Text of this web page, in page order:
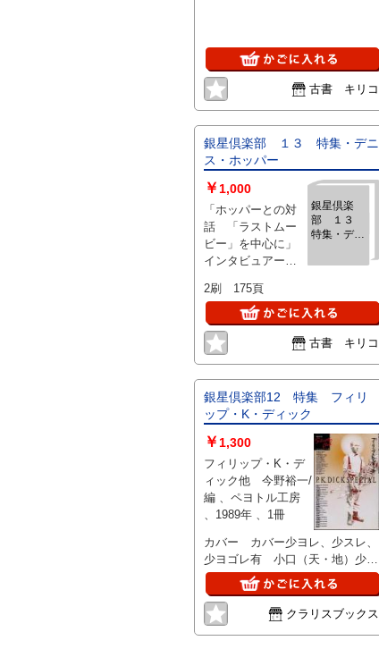
古書 キリコ
銀星倶楽部 １３ 特集・デニ
ス・ホッパー
銀星倶楽
部 １３
特集・デニ
ー
￥1,000
「ホッパーとの対
話 「ラストムー
ビー」を中心に」
インタビュアー・
するカウボーイ」
金坂健二 「デニ
ス・ホッパー 弱
い者のゆくえ」川
本三郎 「デニ
ス・ホッパー・キ
ーパーソン・ガイ
ド」他 、ペヨトル
2刷 175頁
古書 キリコ
銀星倶楽部12 特集 フィリ
ップ・K・ディック
￥1,300
フィリップ・K・デ
ィック他 今野裕一/
編 、ペヨトル工房
、1989年 、1冊
カバー カバー少ヨレ、少スレ、
少ヨゴレ有 小口（天・地）少ヤ
ケ有
クラリスブックス